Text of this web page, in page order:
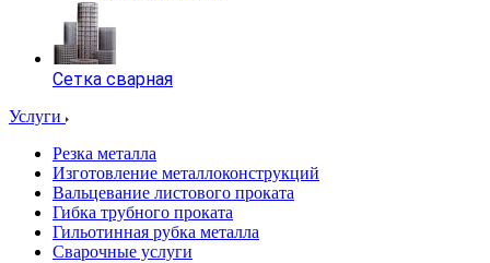
Сетка сварная
Услуги
Резка металла
Изготовление металлоконструкций
Вальцевание листового проката
Гибка трубного проката
Гильотинная рубка металла
Сварочные услуги